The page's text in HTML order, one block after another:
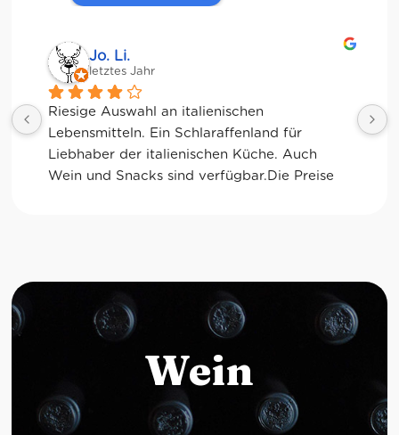
Jessica Chu
letztes Jahr
Tolle Auswahl! Die Frischetheke und der
Kaffee sind ebenfalls sensationell. Viele
glutenfreie Optionen.
Wein